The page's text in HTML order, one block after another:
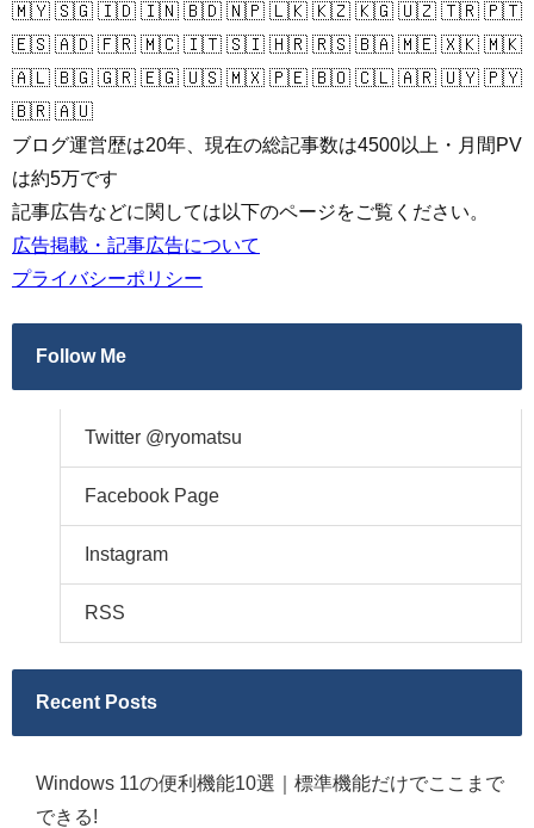
🇲🇾 🇸🇬 🇮🇩 🇮🇳 🇧🇩 🇳🇵 🇱🇰 🇰🇿 🇰🇬 🇺🇿 🇹🇷 🇵🇹
🇪🇸 🇦🇩 🇫🇷 🇲🇨 🇮🇹 🇸🇮 🇭🇷 🇷🇸 🇧🇦 🇲🇪 🇽🇰 🇲🇰
🇦🇱 🇧🇬 🇬🇷 🇪🇬 🇺🇸 🇲🇽 🇵🇪 🇧🇴 🇨🇱 🇦🇷 🇺🇾 🇵🇾
🇧🇷 🇦🇺
ブログ運営歴は20年、現在の総記事数は4500以上・月間PV
は約5万です
記事広告などに関しては以下のページをご覧ください。
広告掲載・記事広告について
プライバシーポリシー
Follow Me
Twitter @ryomatsu
Facebook Page
Instagram
RSS
Recent Posts
Windows 11の便利機能10選｜標準機能だけでここまで
できる!